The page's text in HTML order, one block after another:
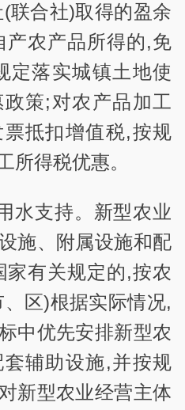
联合社)取得的盈余
产农产品所得的,免
定落实城镇土地使
策;对农产品加工
抵扣增值税,按规
所得税优惠。
水支持。新型农业
施、附属设施和配
有关规定的,按农
区)根据实际情况,
中优先安排新型农
辅助设施,并按规
新型农业经营主体